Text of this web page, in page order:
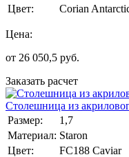
Цвет:
Corian
Цена:
от 26 050,5 руб.
Заказать расчет
Столешница из
Размер:
1,7
Материал: Staron
Цвет:
FC188 Caviar